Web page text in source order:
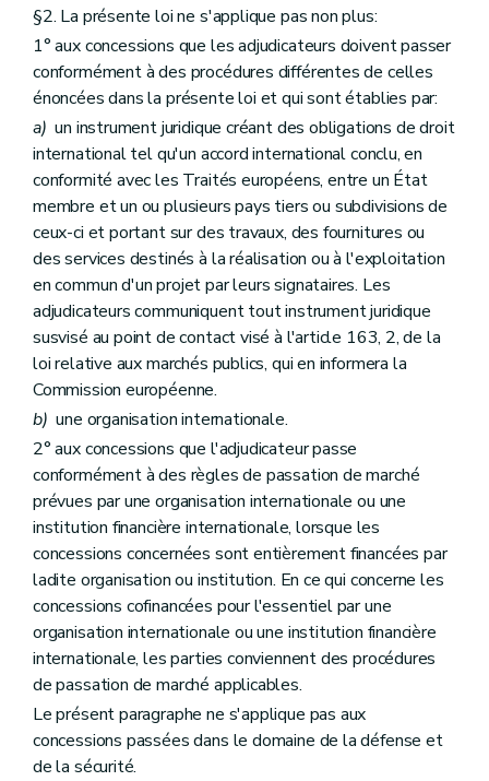
§2. La présente loi ne s'applique pas non plus:
1° aux concessions que les adjudicateurs doivent passer
conformément à des procédures différentes de celles
énoncées dans la présente loi et qui sont établies par:
a) un instrument juridique créant des obligations de droit
international tel qu'un accord international conclu, en
conformité avec les Traités européens, entre un État
membre et un ou plusieurs pays tiers ou subdivisions de
ceux-ci et portant sur des travaux, des fournitures ou
des services destinés à la réalisation ou à l'exploitation
en commun d'un projet par leurs signataires. Les
adjudicateurs communiquent tout instrument juridique
susvisé au point de contact visé à l'article 163, 2, de la
loi relative aux marchés publics, qui en informera la
Commission européenne.
b) une organisation internationale.
2° aux concessions que l'adjudicateur passe
conformément à des règles de passation de marché
prévues par une organisation internationale ou une
institution financière internationale, lorsque les
concessions concernées sont entièrement financées par
ladite organisation ou institution. En ce qui concerne les
concessions cofinancées pour l'essentiel par une
organisation internationale ou une institution financière
internationale, les parties conviennent des procédures
de passation de marché applicables.
Le présent paragraphe ne s'applique pas aux
concessions passées dans le domaine de la défense et
de la sécurité.